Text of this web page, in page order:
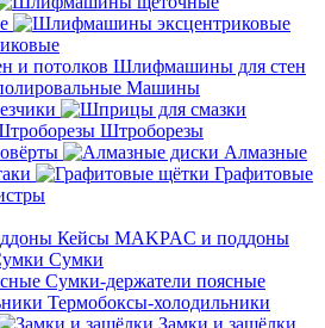
Шлифмашины для стен
Машины
Штроборезы
Алмазные
Графитовые
Кейсы MAKPAC и поддоны
Сумки
Сумки-держатели поясные
Термобоксы-холодильники
Замки и защёлки